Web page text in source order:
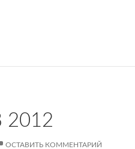
Планы на 2013
ОСТАВИТЬ КОММЕНТАРИЙ